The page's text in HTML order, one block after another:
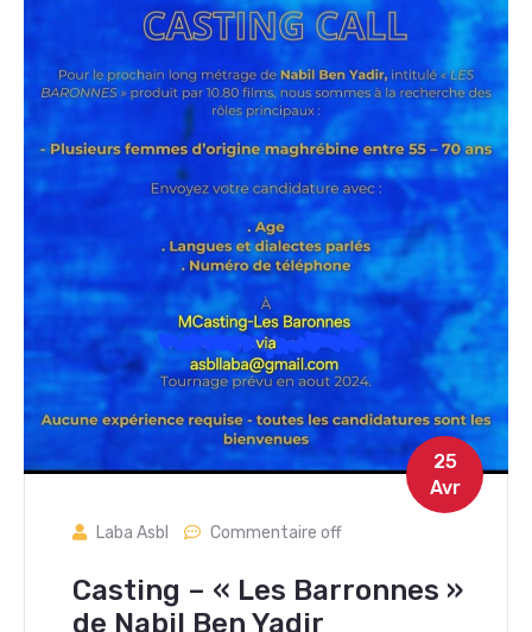
25
Avr
Laba Asbl Commentaire off
Casting – « Les Barronnes »
de Nabil Ben Yadir